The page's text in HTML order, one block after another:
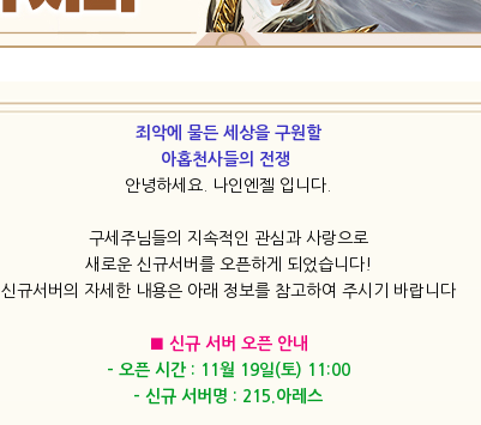
죄악에 물든 세상을 구원할
아홉천사들의 전쟁
안녕하세요. 나인엔젤 입니다.
구세주님들의 지속적인 관심과 사랑으로
새로운 신규서버를 오픈하게 되었습니다!
신규서버의 자세한 내용은 아래 정보를 참고하여 주시기 바랍니다
■ 신규 서버 오픈 안내
- 오픈 시간 : 11월 19일(토) 11:00
- 신규 서버명 : 215.아레스